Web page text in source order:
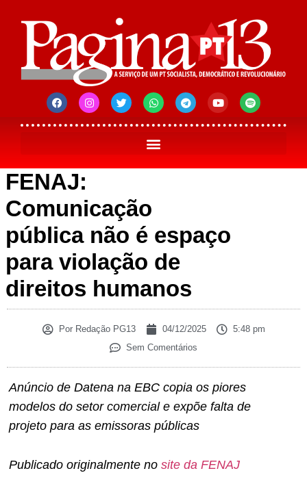
FENAJ:
Comunicação
pública não é espaço
para violação de
direitos humanos
PorRedação PG13 04/12/2025
5:48 pm
Sem Comentários
Anúncio de Datena na EBC copia os piores
modelos do setor comercial e expõe falta de
projeto para as emissoras públicas
Publicado originalmente no site da FENAJ